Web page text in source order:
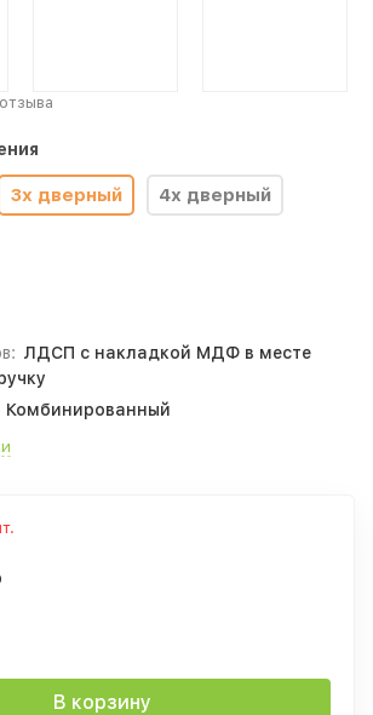
3х дверный 4х дверный
ЛДСП с накладкой МДФ в месте
Комбинированный
В корзину